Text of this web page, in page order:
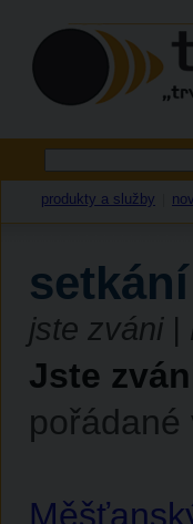
produkty a služby
jste zváni |
Jste
pořádané